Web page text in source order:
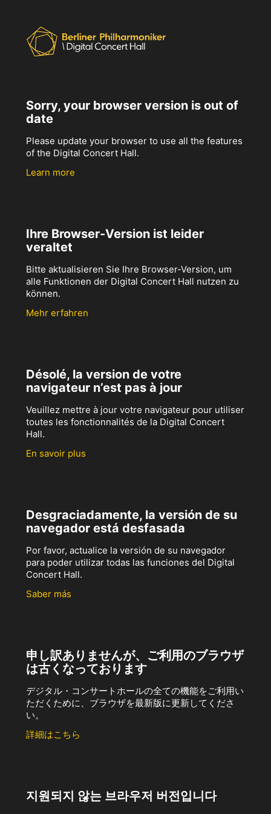
Sorry, your browser version is out of
date
Please update your browser to use all the features
of the Digital Concert Hall.
Learn more
Ihre Browser-Version ist leider
veraltet
Bitte aktualisieren Sie Ihre Browser-Version, um
alle Funktionen der Digital Concert Hall nutzen zu
können.
Mehr erfahren
Désolé, la version de votre
navigateur n’est pas à jour
Veuillez mettre à jour votre navigateur pour utiliser
toutes les fonctionnalités de la Digital Concert
Hall.
En savoir plus
Desgraciadamente, la versión de su
navegador está desfasada
Por favor, actualice la versión de su navegador
para poder utilizar todas las funciones del Digital
Concert Hall.
Saber más
申し訳ありませんが、ご利用のブラウザ
は古くなっております
デジタル・コンサートホールの全ての機能をご利用い
ただくために、ブラウザを最新版に更新してくださ
い。
詳細はこちら
지원되지 않는 브라우저 버전입니다